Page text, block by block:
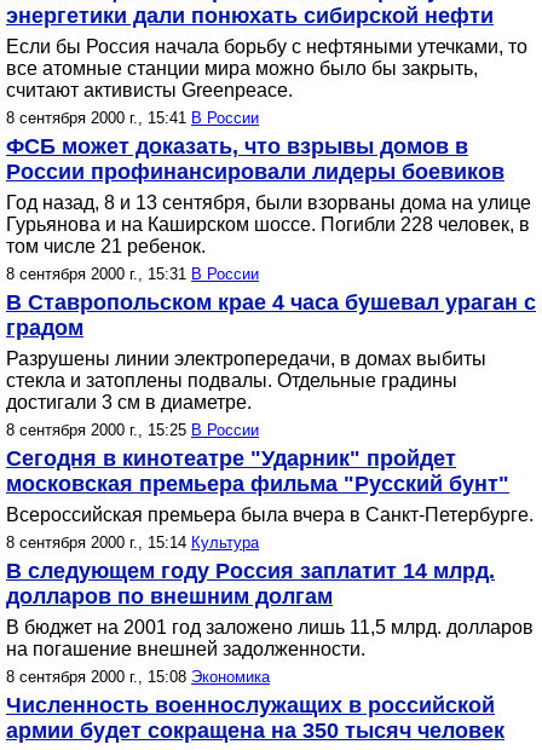
энергетики дали понюхать сибирской нефти
Если бы Россия начала борьбу с нефтяными утечками, то
все атомные станции мира можно было бы закрыть,
считают активисты Greenpeace.
8 сентября 2000 г., 15:41 В России
ФСБ может доказать, что взрывы домов в
России профинансировали лидеры боевиков
Год назад, 8 и 13 сентября, были взорваны дома на улице
Гурьянова и на Каширском шоссе. Погибли 228 человек, в
том числе 21 ребенок.
8 сентября 2000 г., 15:31 В России
В Ставропольском крае 4 часа бушевал ураган с
градом
Разрушены линии электропередачи, в домах выбиты
стекла и затоплены подвалы. Отдельные градины
достигали 3 см в диаметре.
8 сентября 2000 г., 15:25 В России
Сегодня в кинотеатре "Ударник" пройдет
московская премьера фильма "Русский бунт"
Всероссийская премьера была вчера в Санкт-Петербурге.
8 сентября 2000 г., 15:14 Культура
В следующем году Россия заплатит 14 млрд.
долларов по внешним долгам
В бюджет на 2001 год заложено лишь 11,5 млрд. долларов
на погашение внешней задолженности.
8 сентября 2000 г., 15:08 Экономика
Численность военнослужащих в российской
армии будет сокращена на 350 тысяч человек